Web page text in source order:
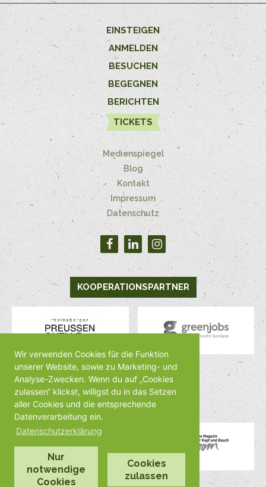
Wir verwenden Cookies für die Funktion
unserer Website, sowie zu Marketing- und
Analyse-Zwecken. Wenn du auf „Cookies
zulassen“ klickst, willigst du in das Setzen
aller Cookies und die entsprechende
Datenverarbeitung ein.
Datenschutzerklärung
Nur
notwendige
Cookies
Cookies
zulassen
EINSTEIGEN
ANMELDEN
BESUCHEN
BEGEGNEN
BERICHTEN
TICKETS
Medienspiegel
Blog
Kontakt
Impressum
Datenschutz
KOOPERATIONSPARTNER
MEDIENPARTNER